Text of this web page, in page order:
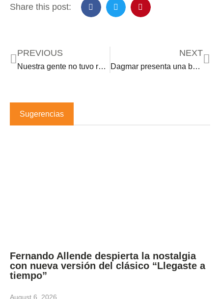
Share this post:
PREVIOUS
Nuestra gente no tuvo representación en los People’s Choice Awards 2022
NEXT
Dagmar presenta una bohemia íntima en el café teatro Moneró
Sugerencias
Fernando Allende despierta la nostalgia
con nueva versión del clásico “Llegaste a
tiempo”
August 6, 2026